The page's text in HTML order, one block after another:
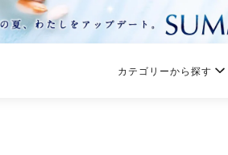
カテゴリーから探す